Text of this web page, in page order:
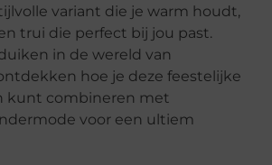
variant die je warm houdt,
trui die perfect bij jou past.
in de wereld van
hoe je deze feestelijke
kunt combineren met
voor een ultiem